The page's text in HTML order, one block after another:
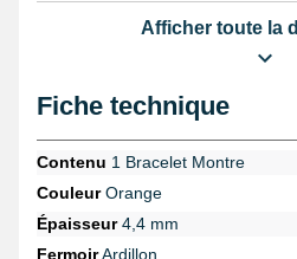
de se combiner aux pourtours d'un
mensuration exacte de votre
à coulisse électronique
notre boutique. Comportant 7
d'avoir la faculté de s'appliquer avec
bracelet pour montre 18 mm
surpiqûres oranges sont apparentes.
bracelet de montre est de 4,4 mm et
Afficher toute la
Fiche technique
Contenu 1 Bracelet Montre
CouleurOrange
Épaisseur4,4 mm
FermoirArdillon